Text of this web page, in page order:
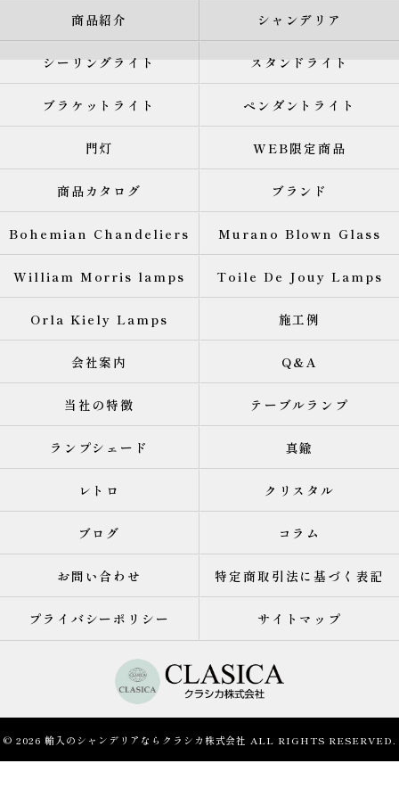
商品紹介 シャンデリア
シーリングライト スタンドライト
ブラケットライト ペンダントライト
門灯 WEB限定商品
商品カタログ ブランド
Bohemian Chandeliers Murano Blown Glass
William Morris lamps Toile De Jouy Lamps
Orla Kiely Lamps 施工例
会社案内 Q&A
当社の特徴 テーブルランプ
ランプシェード 真鍮
レトロ クリスタル
ブログ コラム
お問い合わせ 特定商取引法に基づく表記
プライバシーポリシー サイトマップ
© 2026 輸入のシャンデリアならクラシカ株式会社 ALL RIGHTS RESERVED.